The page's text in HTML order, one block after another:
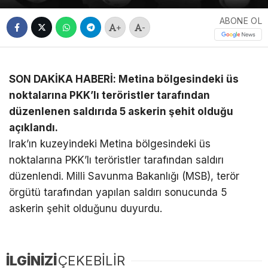
+ -
ABONE OL
SON DAKİKA HABERİ: Metina bölgesindeki üs
noktalarına PKK’lı teröristler tarafından
düzenlenen saldırıda 5 askerin şehit olduğu
açıklandı.
Irak’ın kuzeyindeki Metina bölgesindeki üs
noktalarına PKK’lı teröristler tarafından saldırı
düzenlendi. Milli Savunma Bakanlığı (MSB), terör
örgütü tarafından yapılan saldırı sonucunda 5
askerin şehit olduğunu duyurdu.
İLGİNİZİÇEKEBİLİR